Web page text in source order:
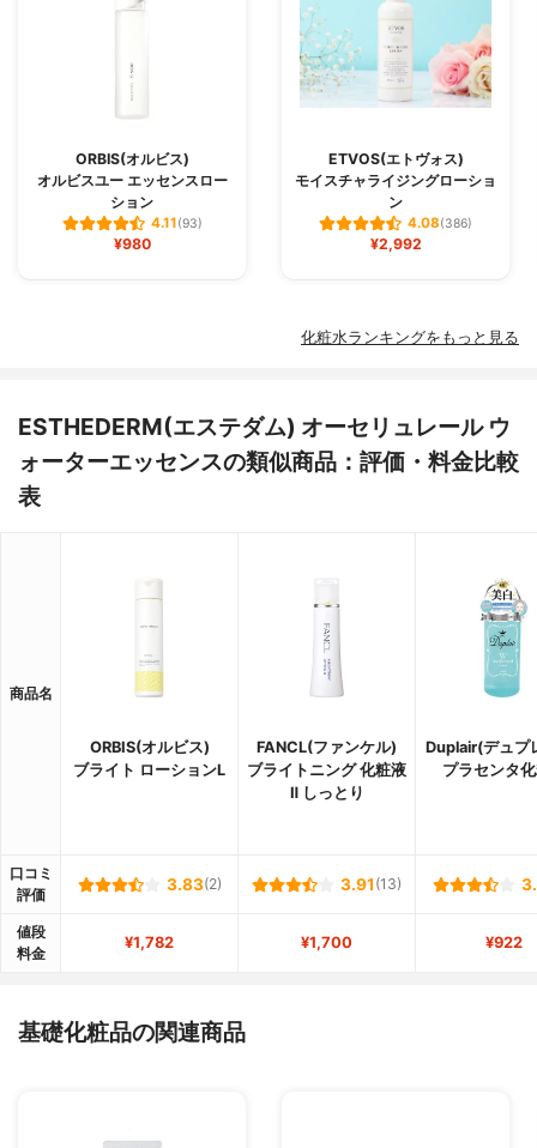
ORBIS(オルビス)
オルビスユー エッセンスロー
ション
4.11(93)
¥980
ETVOS(エトヴォス)
モイスチャライジングローショ
ン
4.08(386)
¥2,992
化粧水ランキングをもっと見る
ESTHEDERM(エステダム) オーセリュレール ウ
ォーターエッセンスの類似商品：評価・料金比較
表
商品名
ORBIS(オルビス)
ブライト ローションL
FANCL(ファンケル)
ブライトニング 化粧液
Ⅱ しっとり
Duplair(デュプ
プラセンタ
口コミ
評価
3.83(2) 3.91 (13)
値段
料金
¥1,782 ¥1,700 ¥922
基礎化粧品の関連商品